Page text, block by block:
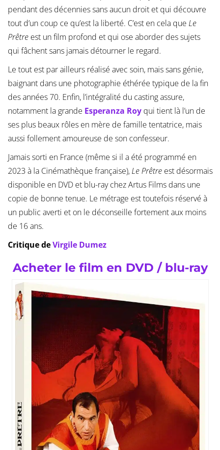
pendant des décennies sans aucun droit et qui découvre
tout d’un coup ce qu’est la liberté. C’est en cela que Le
Prêtreest un film profond et qui ose aborder des sujets
qui fâchent sans jamais détourner le regard.
Le tout est par ailleurs réalisé avec soin, mais sans génie,
baignant dans une photographie éthérée typique de la fin
des années 70. Enfin, l’intégralité du casting assure,
notamment la grande Esperanza Roy qui tient là l’un de
ses plus beaux rôles en mère de famille tentatrice, mais
aussi follement amoureuse de son confesseur.
Jamais sorti en France (même si il a été programmé en
2023 à la Cinémathèque française),Le Prêtreest désormais
disponible en DVD et blu-ray chez Artus Films dans une
copie de bonne tenue. Le métrage est toutefois réservé à
un public averti et on le déconseille fortement aux moins
de 16 ans.
Critique deVirgile Dumez
Acheter le film en DVD / blu-ray